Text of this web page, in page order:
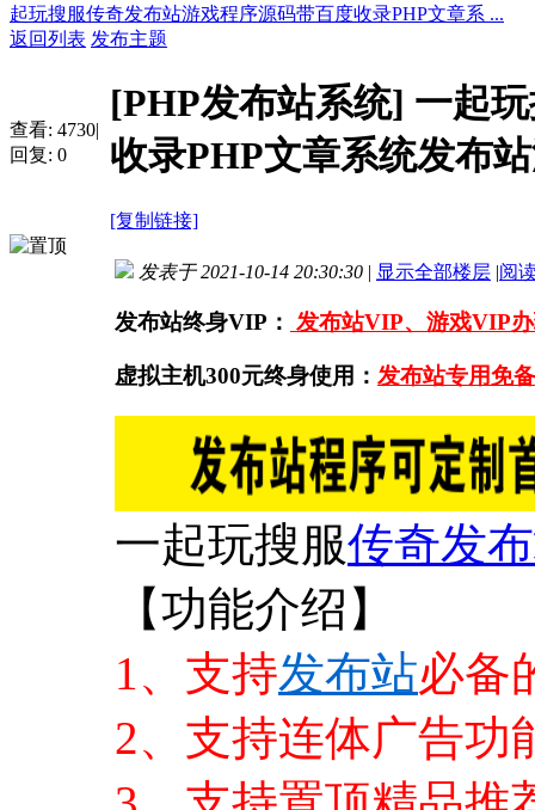
起玩搜服传奇发布站游戏程序源码带百度收录PHP文章系 ...
返回列表 发布主题
查看: 4730|
回复: 0
[PHP发布站系统] 一起
收录PHP文章系统发布
[复制链接]
发表于 2021-10-14 20:30:30 | 显示全部楼层 |阅
发布站终身VIP： 发布站VIP、游戏VIP
虚拟主机300元终身使用： 发布站专用免
一起玩搜服传奇发
【功能介绍】
1、支持发布站必备
2、支持连体广告功